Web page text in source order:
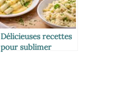
Délicieuses recettes
pour sublimer